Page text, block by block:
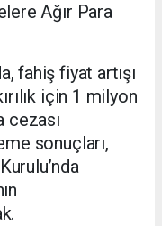
Ağır Para
fahiş fiyat artışı
için 1 milyon
cezası
sonuçları,